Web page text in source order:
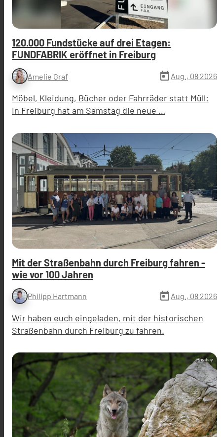
120.000 Fundstücke auf drei Etagen:
FUNDFABRIK eröffnet in Freiburg
Amelie Graf today Aug., 08 2026
Möbel, Kleidung, Bücher oder Fahrräder statt Müll:
In Freiburg hat am Samstag die neue …
Mit der Straßenbahn durch Freiburg fahren -
wie vor 100 Jahren
Philipp Hartmann today Aug., 08 2026
Wir haben euch eingeladen, mit der historischen
Straßenbahn durch Freiburg zu fahren.
Pixabay